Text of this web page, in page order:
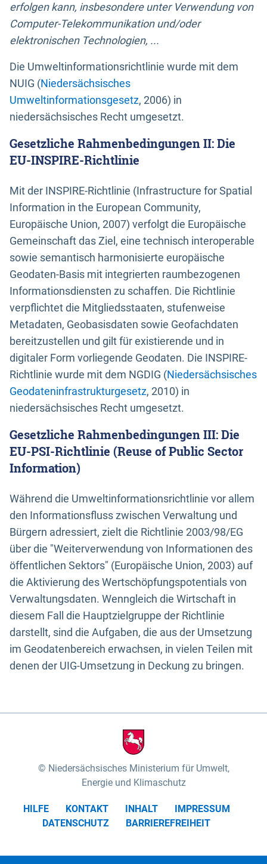
erfolgen kann, insbesondere unter Verwendung von
Computer-Telekommunikation und/oder
elektronischen Technologien, ...
Die Umweltinformationsrichtlinie wurde mit dem
NUIG (Niedersächsisches
Umweltinformationsgesetz, 2006) in
niedersächsisches Recht umgesetzt.
Gesetzliche Rahmenbedingungen II: Die
EU-INSPIRE-Richtlinie
Mit der INSPIRE-Richtlinie (Infrastructure for Spatial
Information in the European Community,
Europäische Union, 2007) verfolgt die Europäische
Gemeinschaft das Ziel, eine technisch interoperable
sowie semantisch harmonisierte europäische
Geodaten-Basis mit integrierten raumbezogenen
Informationsdiensten zu schaffen. Die Richtlinie
verpflichtet die Mitgliedsstaaten, stufenweise
Metadaten, Geobasisdaten sowie Geofachdaten
bereitzustellen und gilt für existierende und in
digitaler Form vorliegende Geodaten. Die INSPIRE-
Richtlinie wurde mit dem NGDIG (Niedersächsisches
Geodateninfrastrukturgesetz, 2010) in
niedersächsisches Recht umgesetzt.
Gesetzliche Rahmenbedingungen III: Die
EU-PSI-Richtlinie (Reuse of Public Sector
Information)
Während die Umweltinformationsrichtlinie vor allem
den Informationsfluss zwischen Verwaltung und
Bürgern adressiert, zielt die Richtlinie 2003/98/EG
über die "Weiterverwendung von Informationen des
öffentlichen Sektors" (Europäische Union, 2003) auf
die Aktivierung des Wertschöpfungspotentials von
Verwaltungsdaten. Wenngleich die Wirtschaft in
diesem Fall die Hauptzielgruppe der Richtlinie
darstellt, sind die Aufgaben, die aus der Umsetzung
im Geodatenbereich erwachsen, in vielen Teilen mit
denen der UIG-Umsetzung in Deckung zu bringen.
Niedersächsisches Ministerium für Umwelt,
Energie und Klimaschutz
HILFE KONTAKT INHALT
IMPRESSUM
DATENSCHUTZ
BARRIEREFREIHEIT